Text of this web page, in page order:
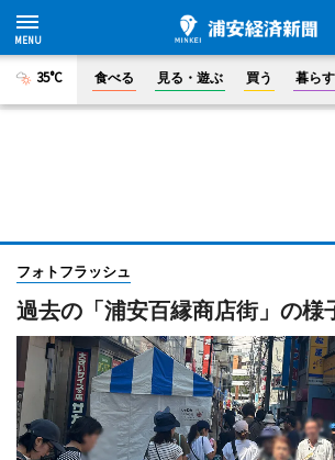
35°C 食べる 見る・遊ぶ 買う 暮ら
フォトフラッシュ
過去の「浦安百縁商店街」の様